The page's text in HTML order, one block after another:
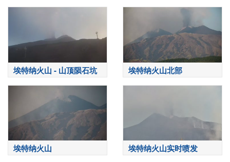
埃特纳火山 - 山顶陨石坑 埃特纳火山北部
埃特纳火山 埃特纳火山实时喷发